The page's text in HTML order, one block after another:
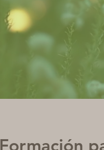
Formación